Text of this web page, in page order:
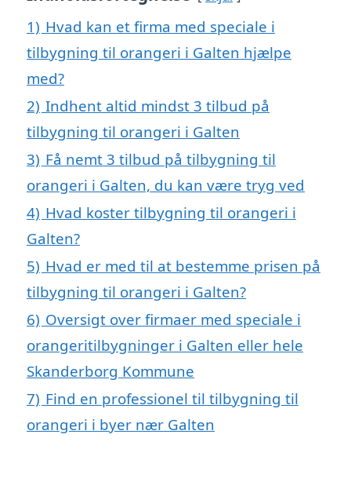
1) Hvad kan et firma med speciale i
tilbygning til orangeri i Galten hjælpe
med?
2) Indhent altid mindst 3 tilbud på
tilbygning til orangeri i Galten
3) Få nemt 3 tilbud på tilbygning til
orangeri i Galten, du kan være tryg ved
4) Hvad koster tilbygning til orangeri i
Galten?
5) Hvad er med til at bestemme prisen på
tilbygning til orangeri i Galten?
6) Oversigt over firmaer med speciale i
orangeritilbygninger i Galten eller hele
Skanderborg Kommune
7) Find en professionel til tilbygning til
orangeri i byer nær Galten